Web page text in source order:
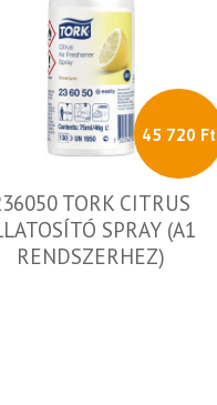
45 720 Ft
TORK CITRUS
SPRAY (A1
RENDSZERHEZ)